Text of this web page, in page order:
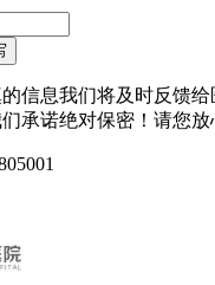
信息我们将及时反馈
承诺绝对保密！请您放